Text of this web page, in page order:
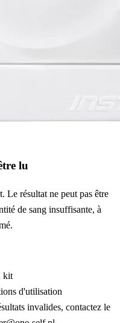
lu
Le résultat ne peut pas être
de sang insuffisante, à
kit
d'utilisation
invalides, contactez le